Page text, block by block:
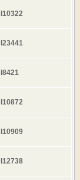
I10322
I23441
I8421
I10872
I10909
I12738